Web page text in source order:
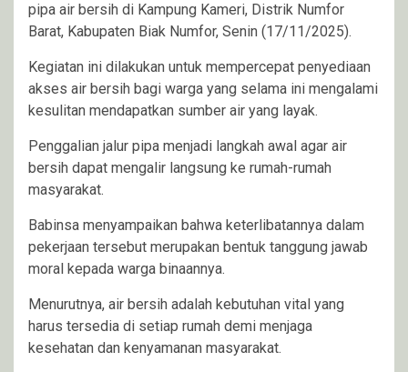
pipa air bersih di Kampung Kameri, Distrik Numfor
Barat, Kabupaten Biak Numfor, Senin (17/11/2025).
Kegiatan ini dilakukan untuk mempercepat penyediaan
akses air bersih bagi warga yang selama ini mengalami
kesulitan mendapatkan sumber air yang layak.
Penggalian jalur pipa menjadi langkah awal agar air
bersih dapat mengalir langsung ke rumah-rumah
masyarakat.
Babinsa menyampaikan bahwa keterlibatannya dalam
pekerjaan tersebut merupakan bentuk tanggung jawab
moral kepada warga binaannya.
Menurutnya, air bersih adalah kebutuhan vital yang
harus tersedia di setiap rumah demi menjaga
kesehatan dan kenyamanan masyarakat.